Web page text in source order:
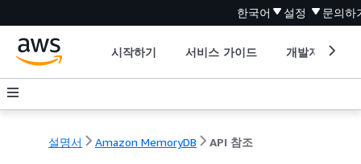
한국어 설정 문의하
시작하기 서비스 가이드 개발자 도구
설명서 Amazon MemoryDB API 참조